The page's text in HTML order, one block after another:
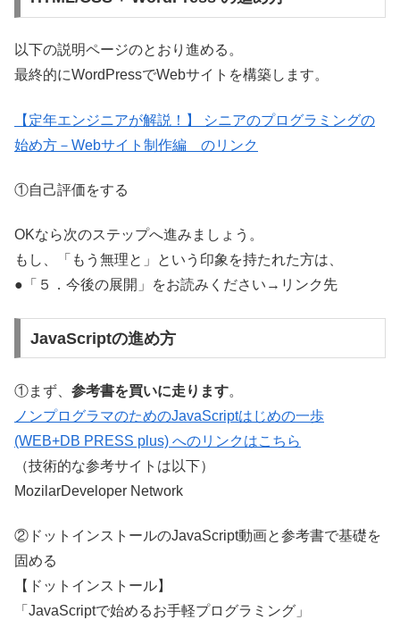
以下の説明ページのとおり進める。
最終的にWordPressでWebサイトを構築します。
【定年エンジニアが解説！】 シニアのプログラミングの
始め方－Webサイト制作編 のリンク
①自己評価をする
OKなら次のステップへ進みましょう。
もし、「もう無理と」という印象を持たれた方は、
●「５．今後の展開」をお読みください→リンク先
JavaScriptの進め方
①まず、 参考書を買いに走ります。
ノンプログラマのためのJavaScriptはじめの一歩
(WEB+DB PRESS plus) へのリンクはこちら
（技術的な参考サイトは以下）
MozilarDeveloper Network
②ドットインストールのJavaScript動画と参考書で基礎を
固める
【ドットインストール】
「JavaScriptで始めるお手軽プログラミング」